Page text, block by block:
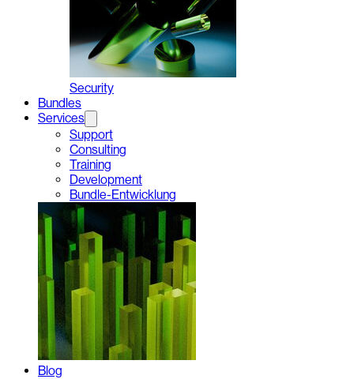
Security
Bundles
Services
Support
Consulting
Training
Development
Bundle-Entwicklung
Blog